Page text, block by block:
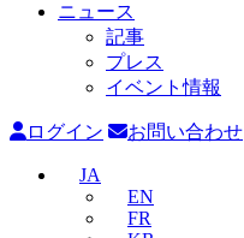
ニュース
記事
プレス
イベント情報
ログイン お問い合わせ
JA
EN
FR